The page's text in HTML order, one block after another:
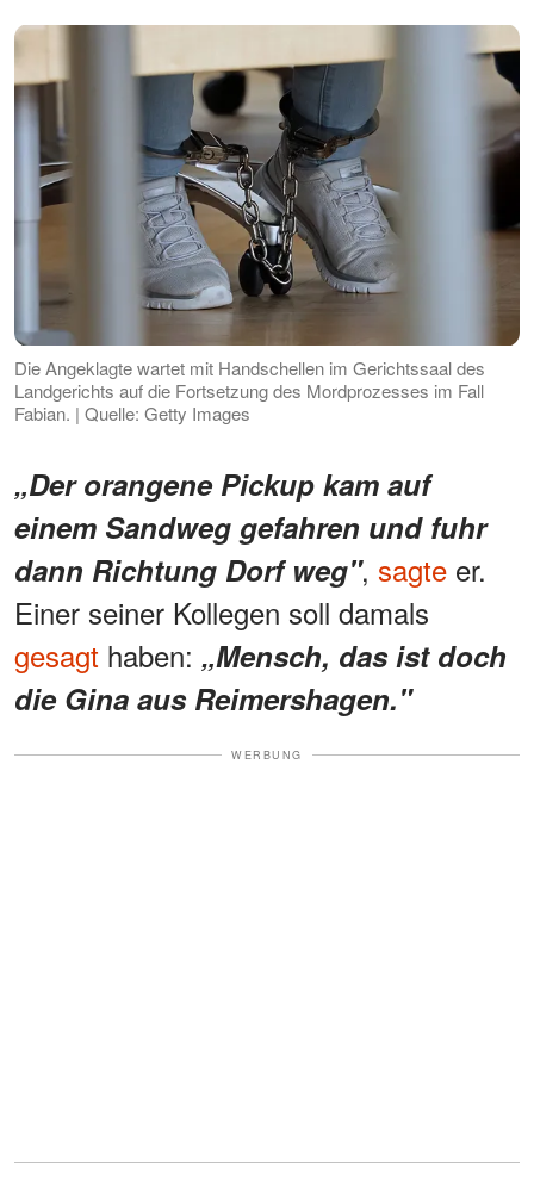
Die Angeklagte wartet mit Handschellen im Gerichtssaal des
Landgerichts auf die Fortsetzung des Mordprozesses im Fall
Fabian. | Quelle: Getty Images
„Der orangene Pickup kam auf
einem Sandweg gefahren und fuhr
dann Richtung Dorf weg", sagte er.
Einer seiner Kollegen soll damals
gesagt haben: „Mensch, das ist doch
die Gina aus Reimershagen."
WERBUNG